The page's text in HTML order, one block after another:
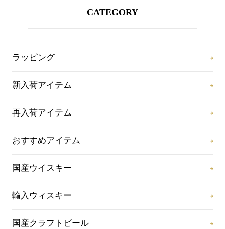
CATEGORY
ラッピング
新入荷アイテム
再入荷アイテム
おすすめアイテム
国産ウイスキー
輸入ウィスキー
国産クラフトビール